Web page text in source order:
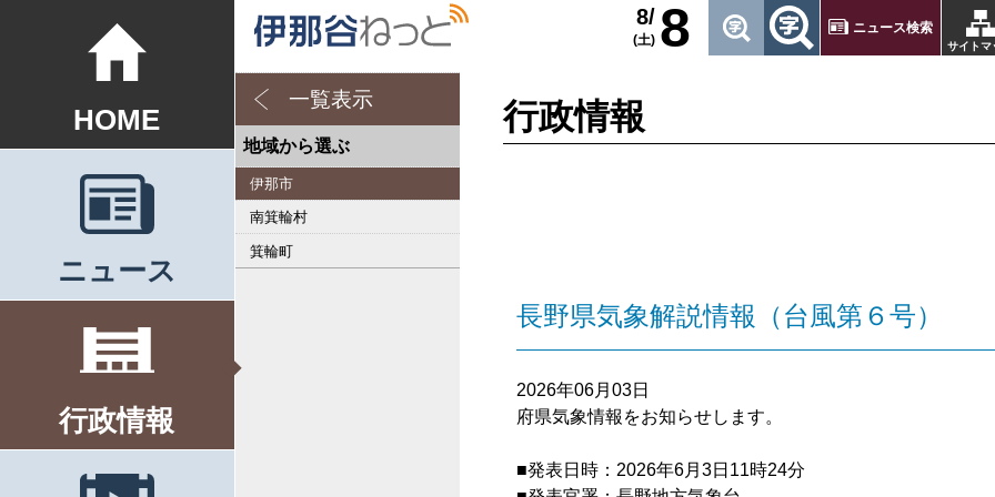
サイトマ
ニュース検索
8
8/
(土)
HOME
ニュース
行政情報
一覧表示
地域から選ぶ
伊那市
南箕輪村
箕輪町
行政情報
長野県気象解説情報（台風第６号）
2026年06月03日
府県気象情報をお知らせします。
■発表日時：2026年6月3日11時24分